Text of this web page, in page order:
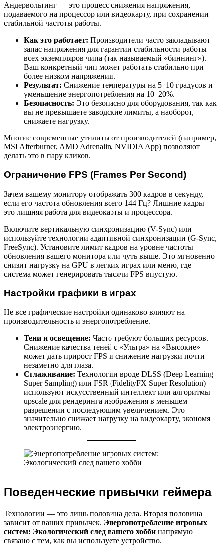
Андервольтинг — это процесс снижения напряжения,
подаваемого на процессор или видеокарту, при сохранении
стабильной частоты работы.
Как это работает: Производители часто закладывают
запас напряжения для гарантии стабильности работы
всех экземпляров чипа (так называемый «биннинг»).
Ваш конкретный чип может работать стабильно при
более низком напряжении.
Результат: Снижение температуры на 5–10 градусов и
уменьшение энергопотребления на 10–20%.
Безопасность: Это безопасно для оборудования, так как
вы не превышаете заводские лимиты, а наоборот,
снижаете нагрузку.
Многие современные утилиты от производителей (например,
MSI Afterburner, AMD Adrenalin, NVIDIA App) позволяют
делать это в пару кликов.
Ограничение FPS (Frames Per Second)
Зачем вашему монитору отображать 300 кадров в секунду,
если его частота обновления всего 144 Гц? Лишние кадры —
это лишняя работа для видеокарты и процессора.
Включите вертикальную синхронизацию (V-Sync) или
используйте технологии адаптивной синхронизации (G-Sync,
FreeSync). Установите лимит кадров на уровне частоты
обновления вашего монитора или чуть выше. Это мгновенно
снизит нагрузку на GPU в легких играх или меню, где
система может генерировать тысячи FPS впустую.
Настройки графики в играх
Не все графические настройки одинаково влияют на
производительность и энергопотребление.
Тени и освещение: Часто требуют больших ресурсов.
Снижение качества теней с «Ультра» на «Высокие»
может дать прирост FPS и снижение нагрузки почти
незаметно для глаза.
Сглаживание: Технологии вроде DLSS (Deep Learning
Super Sampling) или FSR (FidelityFX Super Resolution)
используют искусственный интеллект или алгоритмы
upscale для рендеринга изображения в меньшем
разрешении с последующим увеличением. Это
значительно снижает нагрузку на видеокарту, экономя
электроэнергию.
Поведенческие привычки геймера
Технологии — это лишь половина дела. Вторая половина
зависит от ваших привычек. Энергопотребление игровых
систем: Экологический след вашего хобби напрямую
связано с тем, как вы используете устройство.